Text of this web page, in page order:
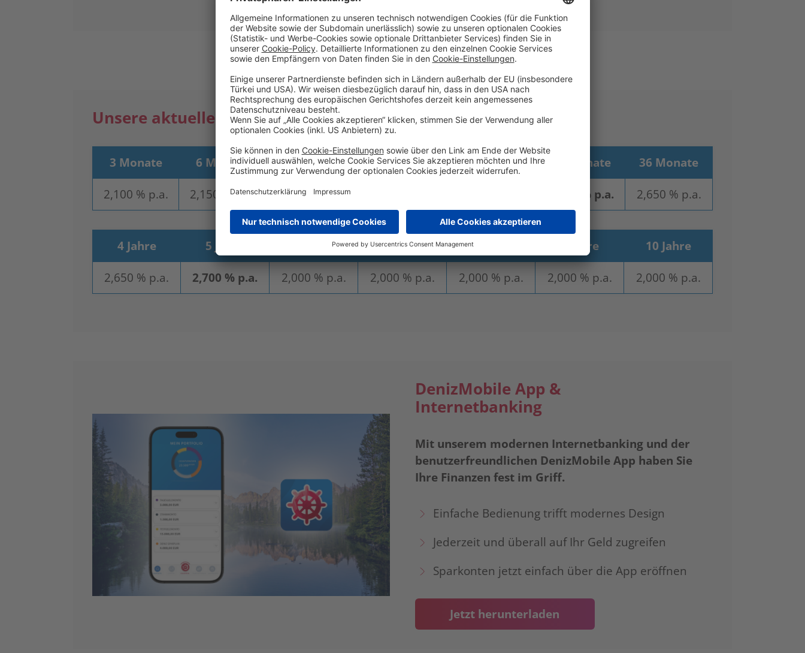
Unsere aktuellen Zinssätze im Überblick*
3 Monate 6 Monate 9 Monate 12 Monate 18 Monate 24 Monate
36 Monate
2,100 % p.a.
2,150 % p.a. 2,200 % p.a. 2,600 % p.a. 2,650 % p.a.
4 Jahre 5 Jahre 6 Jahre 7 Jahre 8 Jahre 9 Jahre
10 Jahre
2,650 % p.a.
2,700 % p.a. 2,000 % p.a. 2,000 % p.a. 2,000 % p.a. 2,000 % p.a. 2,000 % p.a.
DenizMobile App &
Internetbanking
Mit unserem modernen Internetbanking und der
benutzerfreundlichen DenizMobile App haben Sie
Ihre Finanzen fest im Griff.
Einfache Bedienung trifft modernes Design
Jederzeit und überall auf Ihr Geld zugreifen
Sparkonten jetzt einfach über die App eröffnen
Jetzt herunterladen